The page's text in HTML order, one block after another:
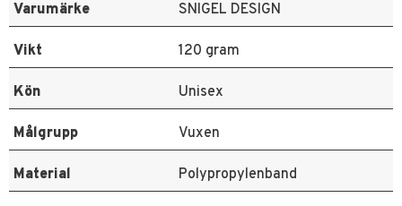
Varumärke
SNIGEL DESIGN
Vikt 120 gram
Kön Unisex
Målgrupp Vuxen
Material Polypropylenband